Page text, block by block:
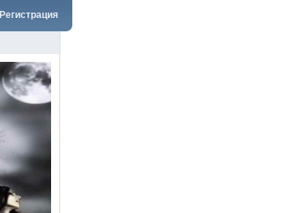
Регистрация